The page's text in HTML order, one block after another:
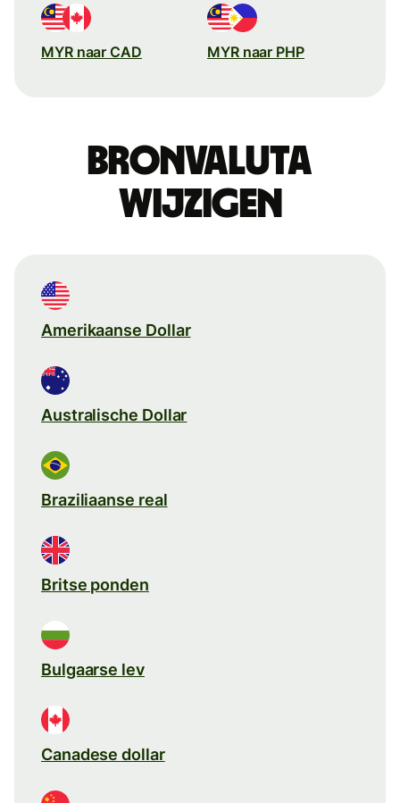
MYR naar CAD MYR naar PHP
Bronvaluta
wijzigen
Amerikaanse Dollar
Australische Dollar
Braziliaanse real
Britse ponden
Bulgaarse lev
Canadese dollar